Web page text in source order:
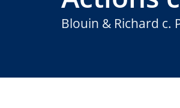
Blouin & Richard c.